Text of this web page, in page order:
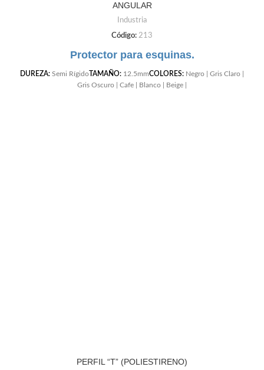
ANGULAR
Industria
Código: 213
Protector para esquinas.
DUREZA: Semi RígidoTAMAÑO: 12.5mmCOLORES: Negro | Gris Claro |
Gris Oscuro | Cafe | Blanco | Beige |
PERFIL “T” (POLIESTIRENO)